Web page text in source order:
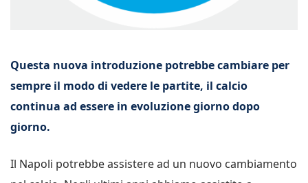
Questa nuova introduzione potrebbe cambiare per
sempre il modo di vedere le partite, il calcio
continua ad essere in evoluzione giorno dopo
giorno.
Il Napoli potrebbe assistere ad un nuovo cambiamento